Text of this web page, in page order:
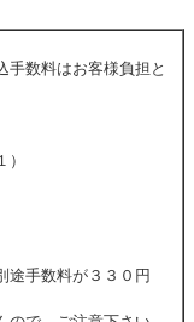
手数料はお客様負担と
途手数料が３３０円